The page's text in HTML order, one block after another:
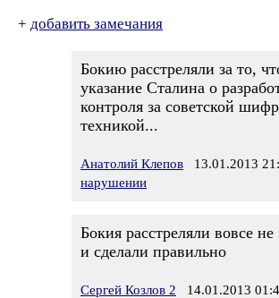
+ добавить замечания
Бокию расстреляли за то,
указание Сталина о
контроля за советской
техникой...
Анатолий Клепов 13.01.2013
нарушении
Бокия расстреляли вовсе не
и сделали правильно
Сергей Козлов 2 14.01.2013